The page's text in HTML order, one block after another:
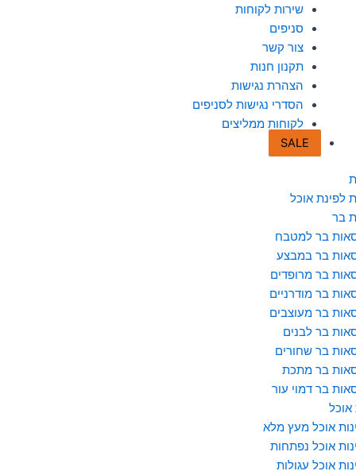
שירות לקוחות
סניפים
צור קשר
תקנון חנות
הצהרת נגישות
הסדרי נגישות לסניפים
לקוחות ממליצים
SALE
לפינת אוכל
בר
בר למטבח
בר במבצע
בר מרופדים
בר מודרניים
בר מעוצבים
בר לבנים
בר שחורים
בר מתכת
בר דמוי עור
אוכל
אוכל מעץ מלא
אוכל נפתחות
אוכל עגולות